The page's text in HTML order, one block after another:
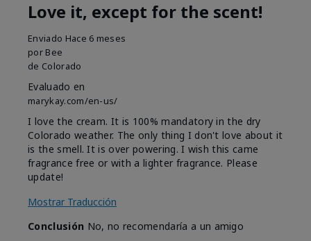
Love it, except for the scent!
Enviado Hace 6 meses
por Bee
de Colorado
Evaluado en
marykay.com/en-us/
I love the cream. It is 100% mandatory in the dry
Colorado weather. The only thing I don't love about it
is the smell. It is over powering. I wish this came
fragrance free or with a lighter fragrance. Please
update!
Mostrar Traducción
Conclusión No, no recomendaría a un amigo